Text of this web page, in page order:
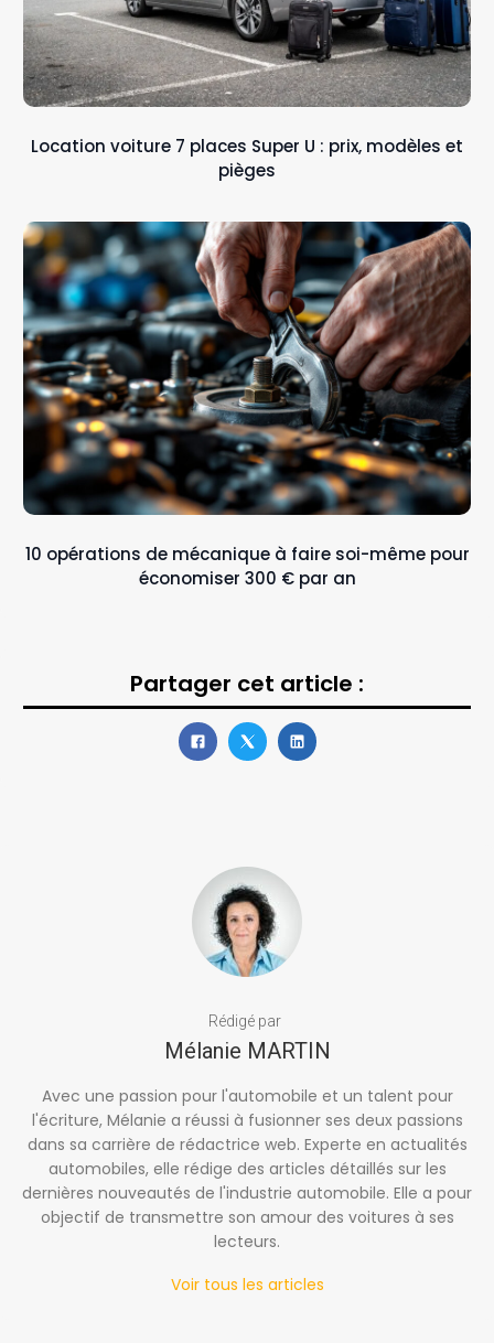
Location voiture 7 places Super U : prix, modèles et
pièges
10 opérations de mécanique à faire soi-même pour
économiser 300 € par an
Partager cet article :
Rédigé par
Mélanie MARTIN
Avec une passion pour l'automobile et un talent pour
l'écriture, Mélanie a réussi à fusionner ses deux passions
dans sa carrière de rédactrice web. Experte en actualités
automobiles, elle rédige des articles détaillés sur les
dernières nouveautés de l'industrie automobile. Elle a pour
objectif de transmettre son amour des voitures à ses
lecteurs.
Voir tous les articles